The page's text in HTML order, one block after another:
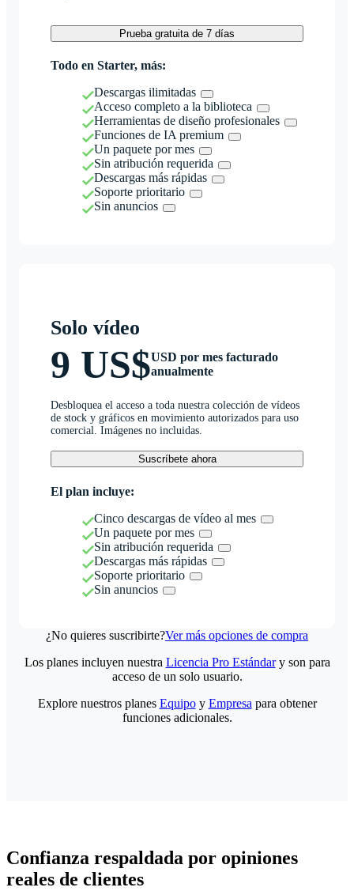
Prueba gratuita de 7 días
Todo en Starter, más:
Descargas ilimitadas
Acceso completo a la biblioteca
Herramientas de diseño profesionales
Funciones de IA premium
Un paquete por mes
Sin atribución requerida
Descargas más rápidas
Soporte prioritario
Sin anuncios
Solo vídeo
9 US$USD por mes facturado
anualmente
Desbloquea el acceso a toda nuestra colección de vídeos
de stock y gráficos en movimiento autorizados para uso
comercial. Imágenes no incluidas.
Suscríbete ahora
El plan incluye:
Cinco descargas de vídeo al mes
Un paquete por mes
Sin atribución requerida
Descargas más rápidas
Soporte prioritario
Sin anuncios
¿No quieres suscribirte?Ver más opciones de compra
Los planes incluyen nuestra Licencia Pro Estándary son para
acceso de un solo usuario.
Explore nuestros planes Equipoy Empresa para obtener
funciones adicionales.
Confianza respaldada por opiniones
reales de clientes